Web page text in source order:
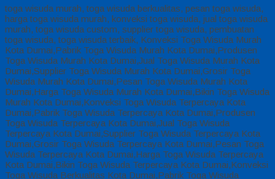
toga wisuda murah, toga wisuda berkualitas, pesan toga wisuda,
harga toga wisuda murah, konveksi toga wisuda, jual toga wisuda
murah, toga wisuda custom, supplier toga wisuda, pembuatan
toga wisuda, toga wisuda terbaik, Konveksi Toga Wisuda Murah
Kota Dumai,Pabrik Toga Wisuda Murah Kota Dumai,Produsen
Toga Wisuda Murah Kota Dumai,Jual Toga Wisuda Murah Kota
Dumai,Supplier Toga Wisuda Murah Kota Dumai,Grosir Toga
Wisuda Murah Kota Dumai,Pesan Toga Wisuda Murah Kota
Dumai,Harga Toga Wisuda Murah Kota Dumai,Bikin Toga Wisuda
Murah Kota Dumai,Konveksi Toga Wisuda Terpercaya Kota
Dumai,Pabrik Toga Wisuda Terpercaya Kota Dumai,Produsen
Toga Wisuda Terpercaya Kota Dumai,Jual Toga Wisuda
Terpercaya Kota Dumai,Supplier Toga Wisuda Terpercaya Kota
Dumai,Grosir Toga Wisuda Terpercaya Kota Dumai,Pesan Toga
Wisuda Terpercaya Kota Dumai,Harga Toga Wisuda Terpercaya
Kota Dumai,Bikin Toga Wisuda Terpercaya Kota Dumai,Konveksi
Toga Wisuda Berkualitas Kota Dumai,Pabrik Toga Wisuda